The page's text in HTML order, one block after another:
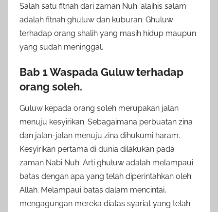
a
d
m
Salah satu fitnah dari zaman Nuh ‘alaihis salam
adalah fitnah ghuluw dan kuburan. Ghuluw
terhadap orang shalih yang masih hidup maupun
yang sudah meninggal.
Bab 1 Waspada Guluw terhadap
orang soleh.
Guluw kepada orang soleh merupakan jalan
menuju kesyirikan. Sebagaimana perbuatan zina
dan jalan-jalan menuju zina dihukumi haram.
Kesyirikan pertama di dunia dilakukan pada
zaman Nabi Nuh. Arti ghuluw adalah melampaui
batas dengan apa yang telah diperintahkan oleh
Allah. Melampaui batas dalam mencintai,
mengagungan mereka diatas syariat yang telah